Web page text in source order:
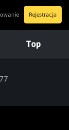
Rejestracja
Top